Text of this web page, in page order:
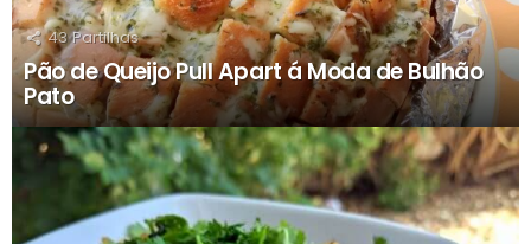
43 Partilhas
Pão de Queijo Pull Apart á Moda de Bulhão
Pato